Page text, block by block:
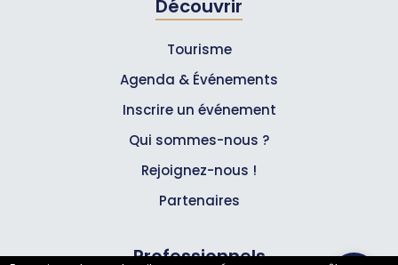
Découvrir
Tourisme
Agenda & Événements
Inscrire un événement
Qui sommes-nous ?
Rejoignez-nous !
Partenaires
Professionnels